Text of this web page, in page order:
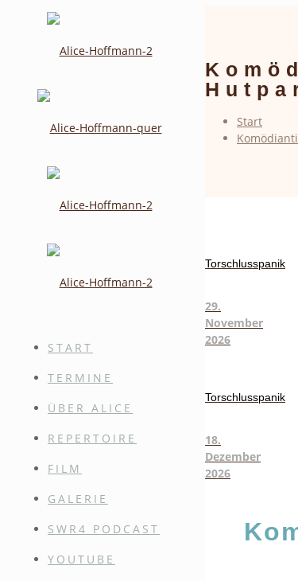
START
TERMINE
ÜBER ALICE
REPERTOIRE
FILM
GALERIE
SWR4 PODCAST
YOUTUBE
Start
Torschlusspanik
29.
November
2026
Torschlusspanik
18.
Dezember
2026